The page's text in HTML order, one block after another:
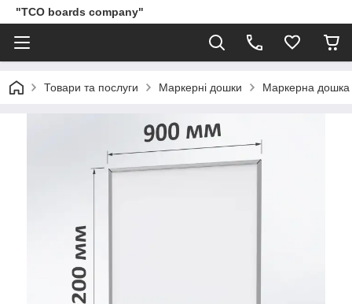
"TCO boards company"
Товари та послуги Маркерні дошки Маркерна